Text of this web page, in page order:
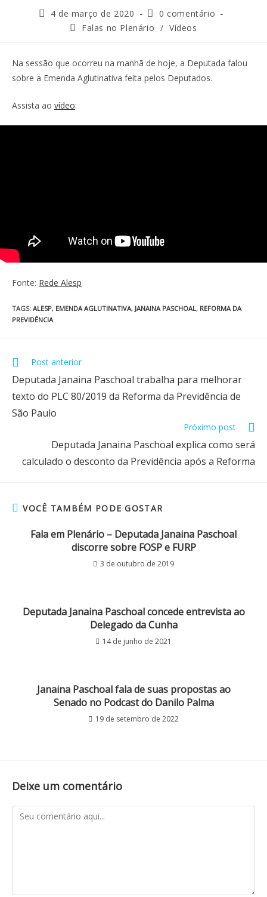
4 de março de 2020
0 comentário
Falas no Plenário / Vídeos
Na sessão que ocorreu na manhã de hoje, a Deputada falou
sobre a Emenda Aglutinativa feita pelos Deputados.
Assista ao vídeo:
Fonte: Rede Alesp
TAGS: ALESP, EMENDA AGLUTINATIVA, JANAINA PASCHOAL, REFORMA DA
PREVIDÊNCIA
Post anterior
Deputada Janaina Paschoal trabalha para melhorar
texto do PLC 80/2019 da Reforma da Previdência de
São Paulo
Próximo post
Deputada Janaina Paschoal explica como será
calculado o desconto da Previdência após a Reforma
VOCÊ TAMBÉM PODE GOSTAR
Fala em Plenário – Deputada Janaina Paschoal
discorre sobre FOSP e FURP
3 de outubro de 2019
Deputada Janaina Paschoal concede entrevista ao
Delegado da Cunha
14 de junho de 2021
Janaina Paschoal fala de suas propostas ao
Senado no Podcast do Danilo Palma
19 de setembro de 2022
Deixe um comentário